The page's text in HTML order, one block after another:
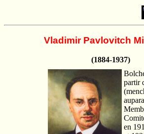
Vladimir Pavlovitch
(1884-1937)
partir
en